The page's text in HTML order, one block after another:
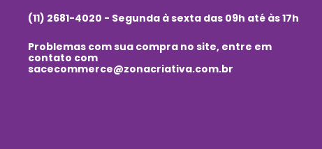
(11) 2681-4020 - Segunda à sexta das 09h até às 17h
Problemas com sua compra no site, entre em
contato com
sacecommerce@zonacriativa.com.br